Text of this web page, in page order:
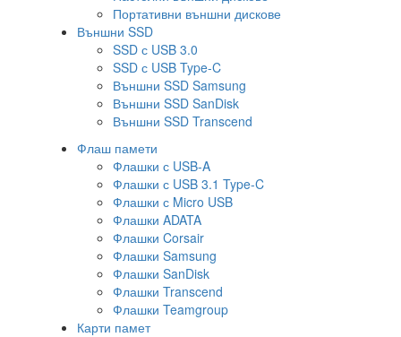
Портативни външни дискове
Външни SSD
SSD с USB 3.0
SSD с USB Type-C
Външни SSD Samsung
Външни SSD SanDisk
Външни SSD Transcend
Флаш памети
Флашки с USB-A
Флашки с USB 3.1 Type-C
Флашки с Micro USB
Флашки ADATA
Флашки Corsair
Флашки Samsung
Флашки SanDisk
Флашки Transcend
Флашки Teamgroup
Карти памет